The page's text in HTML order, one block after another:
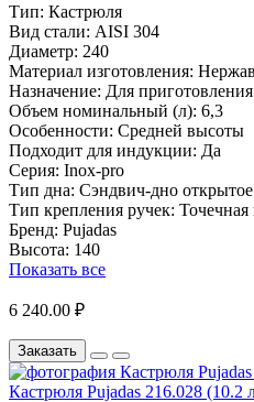
Тип: Кастрюля
Вид стали: AISI 304
Диаметр: 240
Материал изготовления:
Назначение: Для приготовления
Объем номинальный (л): 6,3
Особенности: Средней высоты
Подходит для индукции: Да
Серия: Inox-pro
Тип дна: Сэндвич-дно открытое
Тип крепления ручек: Точечная
Бренд: Pujadas
Высота: 140
Показать все
6 240.00 ₽
Заказать
Кастрюля Pujadas 216.028 (10.2